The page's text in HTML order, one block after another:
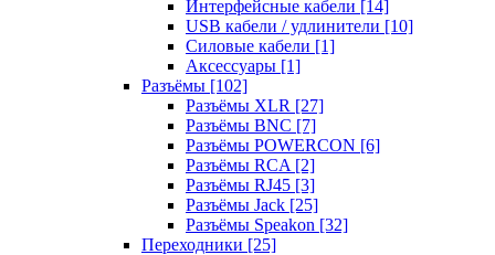
Интерфейсные кабели [14]
USB кабели / удлинители [10]
Силовые кабели [1]
Аксессуары [1]
Разъёмы [102]
Разъёмы XLR [27]
Разъёмы BNC [7]
Разъёмы POWERCON [6]
Разъёмы RCA [2]
Разъёмы RJ45 [3]
Разъёмы Jack [25]
Разъёмы Speakon [32]
Переходники [25]